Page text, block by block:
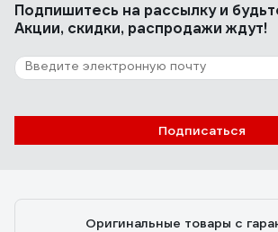
Подпишитесь на рассылкуи
Акции, скидки, распродажи ждут!
Подписаться
Оригинальные товары с